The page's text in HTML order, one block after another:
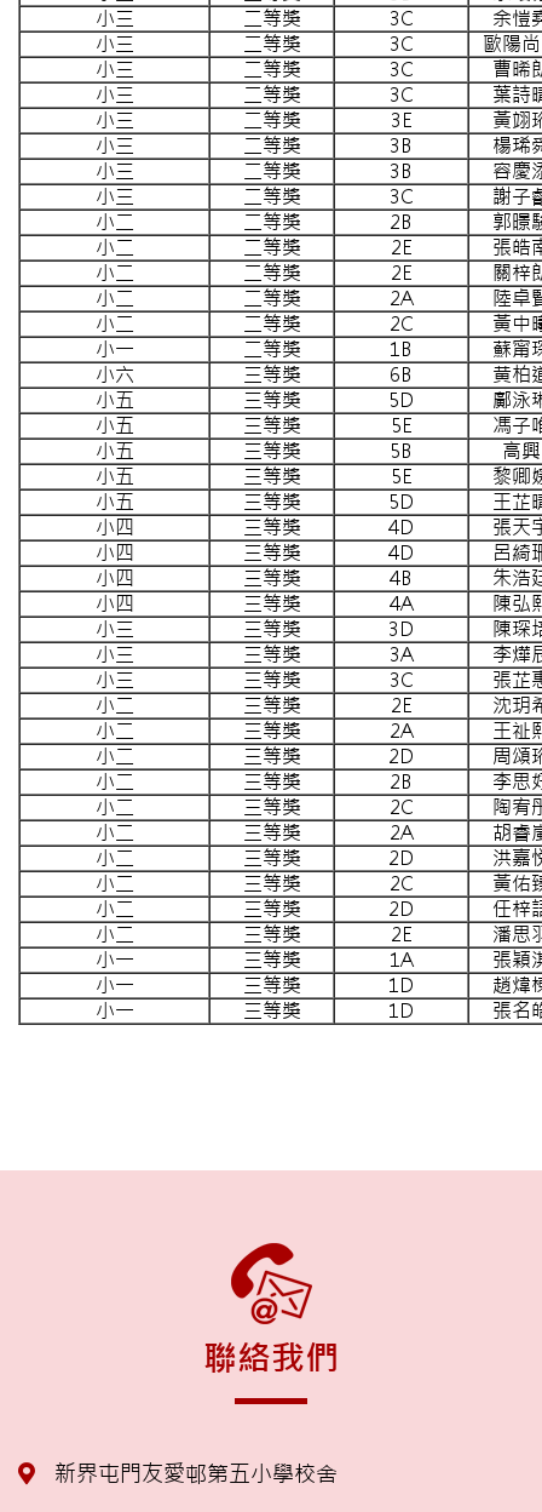
小三
二等獎 3C
余愷
小三
二等獎 3C
歐陽
小三
二等獎 3C
曹晞
小三
二等獎 3C
葉詩
小三
二等獎 3E
黃翊
小三
二等獎 3B
楊琋
小三
二等獎 3B
容慶
小三
二等獎 3C
謝子
小二
二等獎 2B
郭暻
小二
二等獎 2E
張皓
小二
二等獎 2E
關梓
小二
二等獎 2A
陸卓
小二
二等獎 2C
黃中
小一
二等獎 1B
蘇甯
小六
三等獎 6B
黄柏
小五
三等獎 5D
鄺泳
小五
三等獎 5E
馮子
小五
三等獎 5B
高興
小五
三等獎 5E
黎卿
小五
三等獎 5D
王芷
小四
三等獎 4D
張天
小四
三等獎 4D
呂綺
小四
三等獎 4B
朱浩
小四
三等獎 4A
陳弘
小三
三等獎 3D
陳琛
小三
三等獎 3A
李燁
小三
三等獎 3C
張芷
小二
三等獎 2E
沈玥
小二
三等獎 2A
王祉
小二
三等獎 2D
周頌
小二
三等獎 2B
李思
小二
三等獎 2C
陶宥
小二
三等獎 2A
胡睿
小二
三等獎 2D
洪嘉
小二
三等獎 2C
黃佑
小二
三等獎 2D
任梓
小二
三等獎 2E
潘思
小一
三等獎 1A
張穎
小一
三等獎 1D
趙煒
小一
三等獎 1D 張名
聯絡我們
新界屯門友愛邨第五小學校舍